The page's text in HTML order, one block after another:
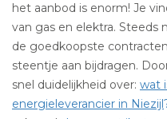
het aanbod is enorm! Je
van gas en elektra.
de goedkoopste
steentje aan bijdragen.
snel duidelijkheid over: wat
energieleverancier in Niezijl